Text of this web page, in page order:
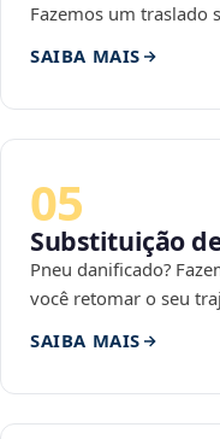
Fazemos um traslado
SAIBA MAIS
05
Substituição
Pneu danificado?
você retomar o seu
SAIBA MAIS